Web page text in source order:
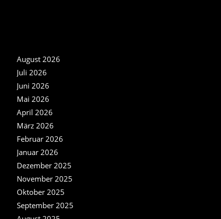
August 2026
Juli 2026
Juni 2026
Mai 2026
April 2026
März 2026
Februar 2026
Januar 2026
Dezember 2025
November 2025
Oktober 2025
September 2025